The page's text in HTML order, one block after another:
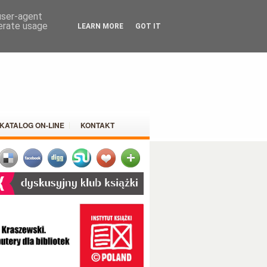
KATALOG ON-LINE KONTAKT
agent
usage
LEARN MORE GOT IT